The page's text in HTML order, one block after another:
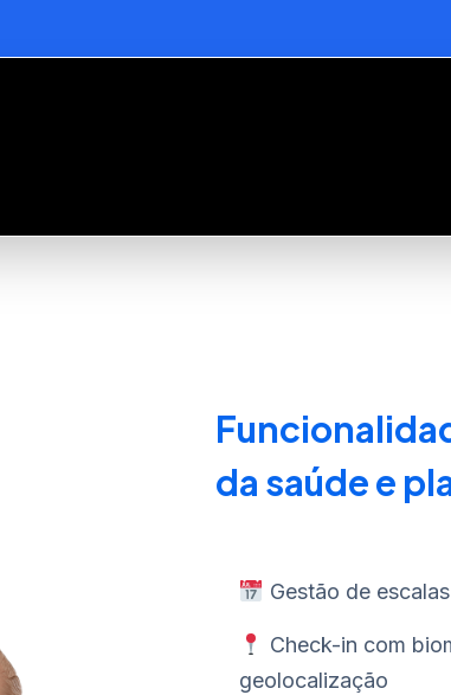
da saúde e
Gestão de
Check-in com
geolocalização